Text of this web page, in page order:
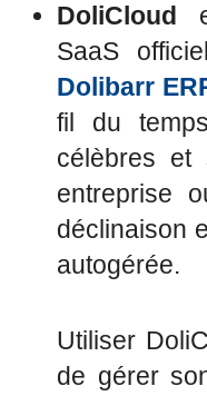
DoliCloud
SaaS
Dolibarr
fil du
célèbres et
entreprise
déclinaison
autogérée.
Utiliser
de gérer